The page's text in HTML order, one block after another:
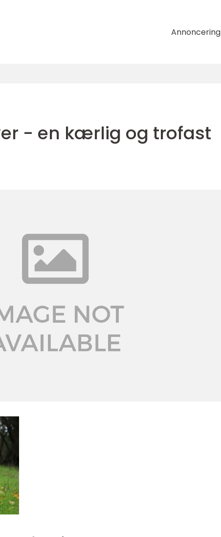
Annoncering
- en kærlig og trofast